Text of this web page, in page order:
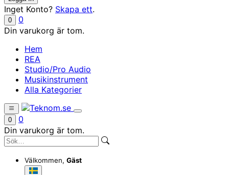
Inget Konto? Skapa ett.
0
0
Din varukorg är tom.
Hem
REA
Studio/Pro Audio
Musikinstrument
Alla Kategorier
0
0
Din varukorg är tom.
Välkommen, Gäst